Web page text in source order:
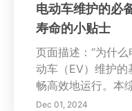
电动车维护的必
寿命的小贴士
页面描述：“为什
动车（EV）维护
畅高效地运行。本
维护需求，包括电
Dec 01, 2024